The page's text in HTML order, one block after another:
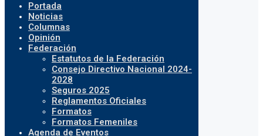
Portada
Noticias
Columnas
Opinión
Federación
Estatutos de la Federación
Consejo Directivo Nacional 2024-
2028
Seguros 2025
Reglamentos Oficiales
Formatos
Formatos Femeniles
Agenda de Eventos